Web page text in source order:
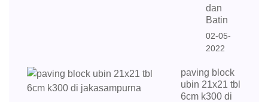
dan
Batin
02-05-
2022
paving block
ubin 21x21 tbl
6cm k300 di